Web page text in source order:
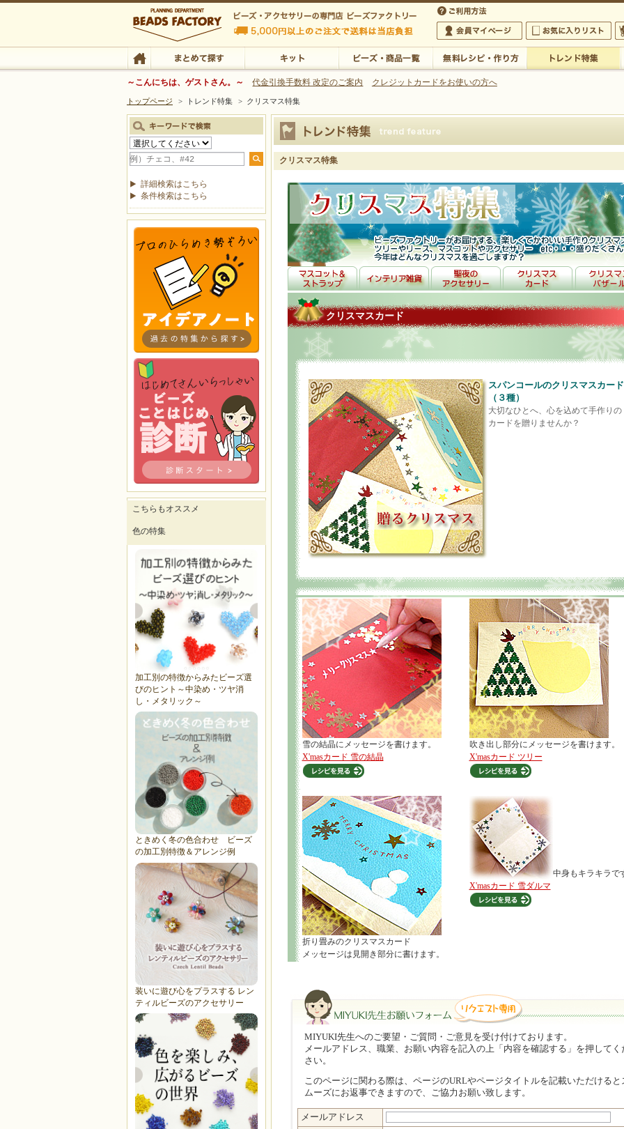
ビーズファクトリー ビーズ・パーツ・金具など・アクセサリーの専門店
TOP まとめて探す
～こんにちは、ゲストさん。～ 代金引換手数料 改定のご案内 クレジットカードをお使いの方へ
トップページ > トレンド特集 > クリスマス特集
クリスマス特集
クリスマスカード
スパンコールのクリスマスカード
（３種）
大切なひとへ、心を込めて手作りの
カードを贈りませんか？
雪の結晶にメッセージを書けます。
X'masカード 雪の結晶
吹き出し部分にメッセージを書けます。
X'masカード ツリー
折り畳みのクリスマスカード
メッセージは見開き部分に書けます。
中身もキラキラで
X'masカード 雪ダルマ
MIYUKI先生 お願いフォーム（リクエスト専用）
MIYUKI先生へのご要望・ご質問・ご意見を受け付けております。
メールアドレス、職業、お願い内容を記入の上「内容を確認する」を押してく
さい。
このページに関わる際は、ページのURLやページタイトルを記載いただけると
ムーズにお返事できますので、ご協力お願い致します。
メールアドレス
詳細検索はこちら
条件検索はこちら
こちらもオススメ
色の特集
加工別の特徴からみたビーズ選
びのヒント～中染め・ツヤ消
し・メタリック～
ときめく冬の色合わせ ビーズ
の加工別特徴＆アレンジ例
装いに遊び心をプラスする レン
ティルビーズのアクセサリー